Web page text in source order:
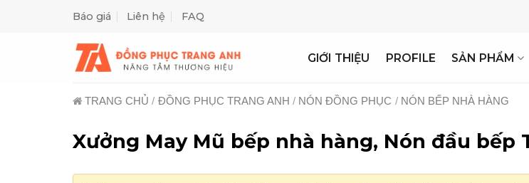
Báo giá Liên hệ FAQ
GIỚI THIỆU PROFILE SẢN PHẨM
TRANG CHỦ / ĐỒNG PHỤC TRANG ANH / NÓN ĐỒNG PHỤC / NÓN BẾP NHÀ HÀNG
Xưởng May Mũ bếp nhà hàng, Nón đầu bếp